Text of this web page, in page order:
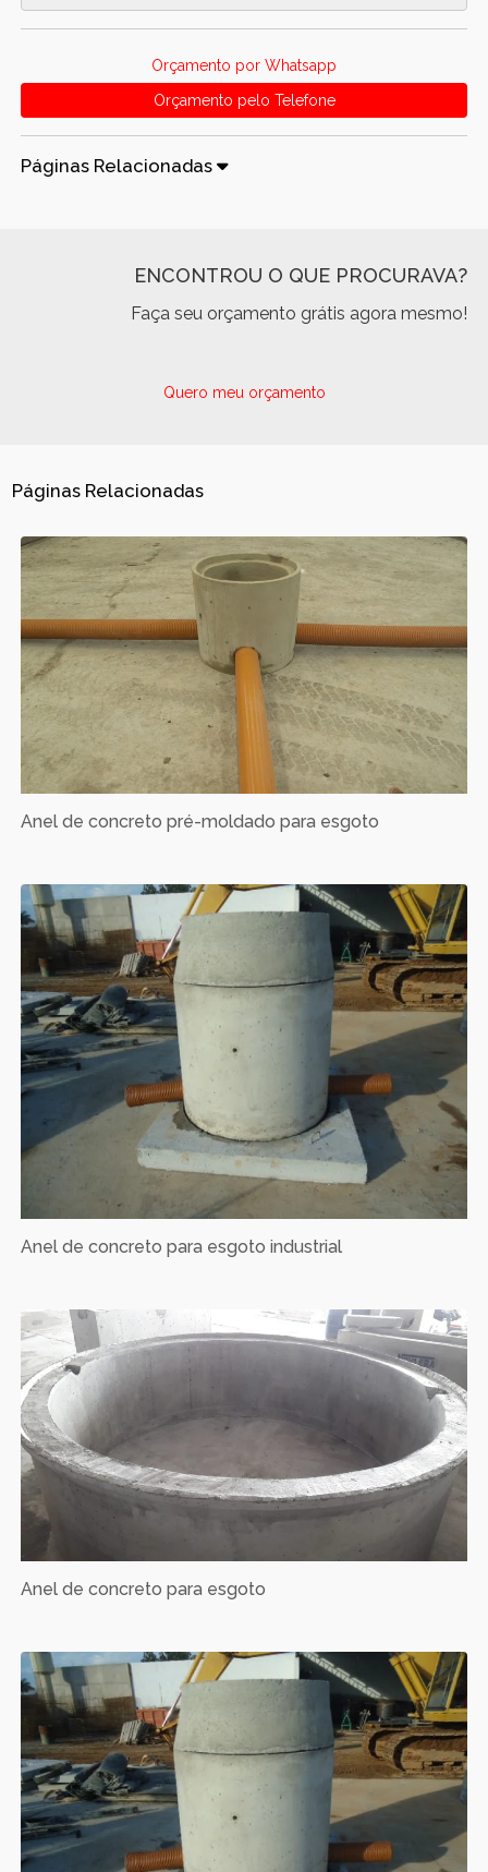
Orçamento por Whatsapp
Orçamento pelo Telefone
Páginas Relacionadas
ENCONTROU O QUE PROCURAVA?
Faça seu orçamento grátis agora mesmo!
Quero meu orçamento
Páginas Relacionadas
Anel de concreto pré-moldado para esgoto
Anel de concreto para esgoto industrial
Anel de concreto para esgoto